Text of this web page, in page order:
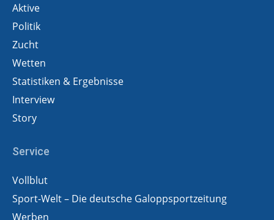
Aktive
Politik
Zucht
Wetten
Statistiken & Ergebnisse
Interview
Story
Service
Vollblut
Sport-Welt – Die deutsche Galoppsportzeitung
Werben